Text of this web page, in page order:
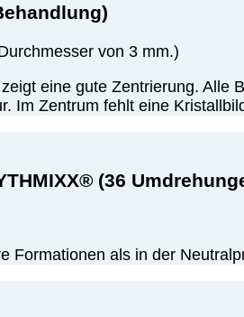
von 3 mm.)
eine gute Zentrierung.
Im Zentrum fehlt eine
(36
Formationen als in der